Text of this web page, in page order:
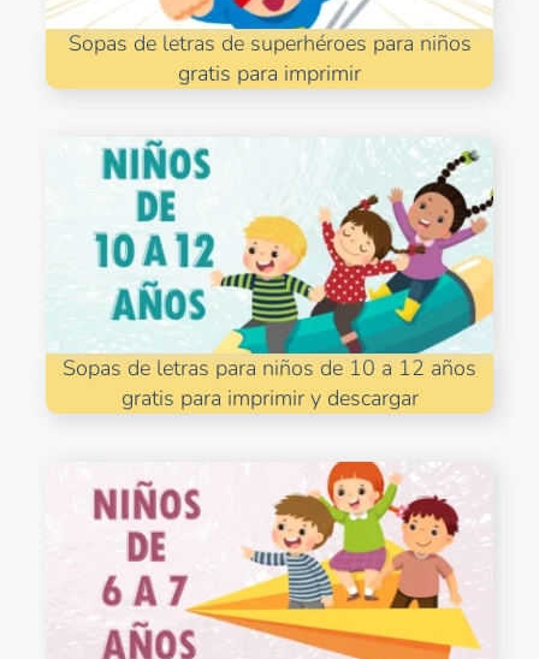
Sopas de letras de superhéroes para niños
gratis para imprimir
Sopas de letras para niños de 10 a 12 años
gratis para imprimir y descargar